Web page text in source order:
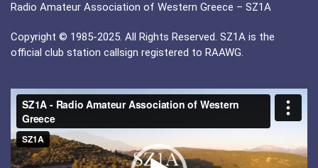
Radio Amateur Association of Western Greece – SZ1A
Copyright © 1985-2025. All Rights Reserved. SZ1A is the
official club station callsign registered to RAAWG.
Πρόγραμμα
Αναπαραγωγής
Βίντεο